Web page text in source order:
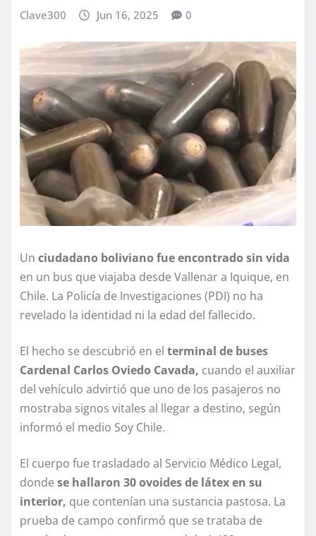
Clave300 Jun 16, 2025 0
Un ciudadano boliviano fue encontrado sin vida
en un bus que viajaba desde Vallenar a Iquique, en
Chile. La Policía de Investigaciones (PDI) no ha
revelado la identidad ni la edad del fallecido.
El hecho se descubrió en el terminal de buses
Cardenal Carlos Oviedo Cavada, cuando el auxiliar
del vehículo advirtió que uno de los pasajeros no
mostraba signos vitales al llegar a destino, según
informó el medio Soy Chile.
El cuerpo fue trasladado al Servicio Médico Legal,
donde se hallaron 30 ovoides de látex en su
interior, que contenían una sustancia pastosa. La
prueba de campo confirmó que se trataba de